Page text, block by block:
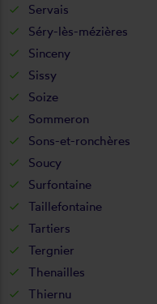
Servais
Séry-lès-mézières
Sinceny
Sissy
Soize
Sommeron
Sons-et-ronchères
Soucy
Surfontaine
Taillefontaine
Tartiers
Tergnier
Thenailles
Thiernu